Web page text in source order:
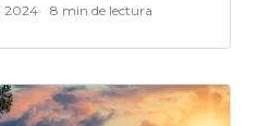
2024 8 min de lectura